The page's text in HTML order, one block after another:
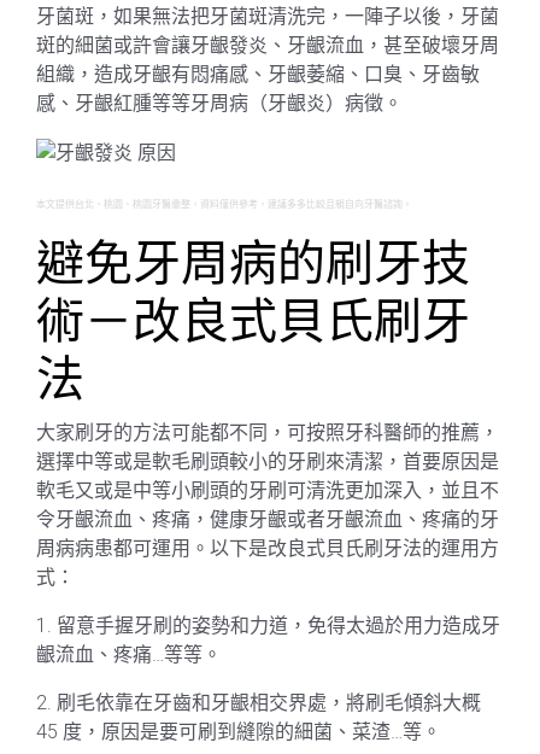
牙菌斑，如果無法把牙菌斑清洗完，一陣子以後，牙菌
斑的細菌或許會讓牙齦發炎、牙齦流血，甚至破壞牙周
組織，造成牙齦有悶痛感、牙齦萎縮、口臭、牙齒敏
感、牙齦紅腫等等牙周病（牙齦炎）病徵。
本文提供台北、桃園、桃園牙醫彙整，資料僅供參考，建議多多比較且親自向牙醫諮詢。
避免牙周病的刷牙技
術－改良式貝氏刷牙
法
大家刷牙的方法可能都不同，可按照牙科醫師的推薦，
選擇中等或是軟毛刷頭較小的牙刷來清潔，首要原因是
軟毛又或是中等小刷頭的牙刷可清洗更加深入，並且不
令牙齦流血、疼痛，健康牙齦或者牙齦流血、疼痛的牙
周病病患都可運用。以下是改良式貝氏刷牙法的運用方
式：
1. 留意手握牙刷的姿勢和力道，免得太過於用力造成牙
齦流血、疼痛…等等。
2. 刷毛依靠在牙齒和牙齦相交界處，將刷毛傾斜大概
45 度，原因是要可刷到縫隙的細菌、菜渣…等。